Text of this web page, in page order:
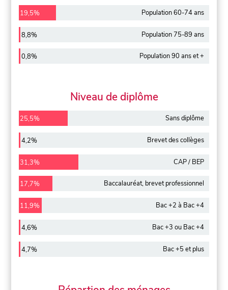
19,5% Population 60-74 ans
8,8% Population 75-89 ans
0,8% Population 90 ans et +
Niveau de diplôme
25,5% Sans diplôme
4,2% Brevet des collèges
31,3% CAP / BEP
17,7% Baccalauréat, brevet professionnel
11,9% Bac +2 à Bac +4
4,6% Bac +3 ou Bac +4
4,7% Bac +5 et plus